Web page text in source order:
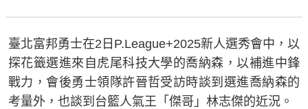
臺北富邦勇士在2日P.League+2025新人選秀會中，以
探花籤選進來自虎尾科技大學的喬納森，以補進中鋒
戰力，會後勇士領隊許晉哲受訪時談到選進喬納森的
考量外，也談到台籃人氣王「傑哥」林志傑的近況。